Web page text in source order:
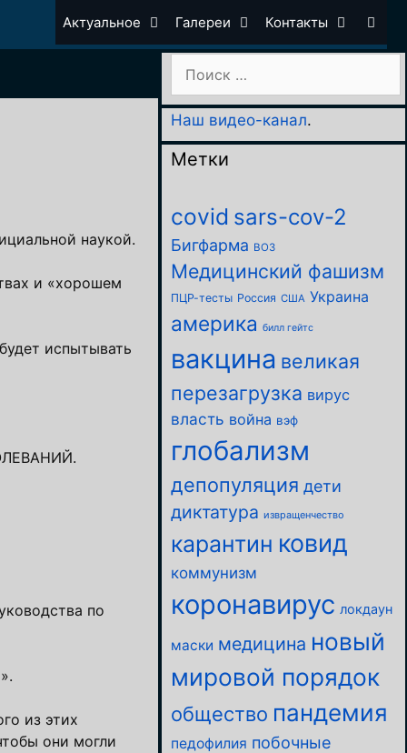
Актуальное Галереи Контакты
наукой.
и «хорошем
испытывать
по
из этих
они могли
Наш видео-канал.
Метки
covid sars-cov-2
Бигфарма ВОЗ
Медицинский фашизм
ПЦР-тесты Россия США Украина
америка билл гейтс
вакцина великая
перезагрузка вирус
власть война вэф
глобализм
депопуляция дети
диктатура извращенчество
карантин ковид
коммунизм
коронавирус локдаун
маски медицина новый
мировой порядок
общество пандемия
педофилия побочные